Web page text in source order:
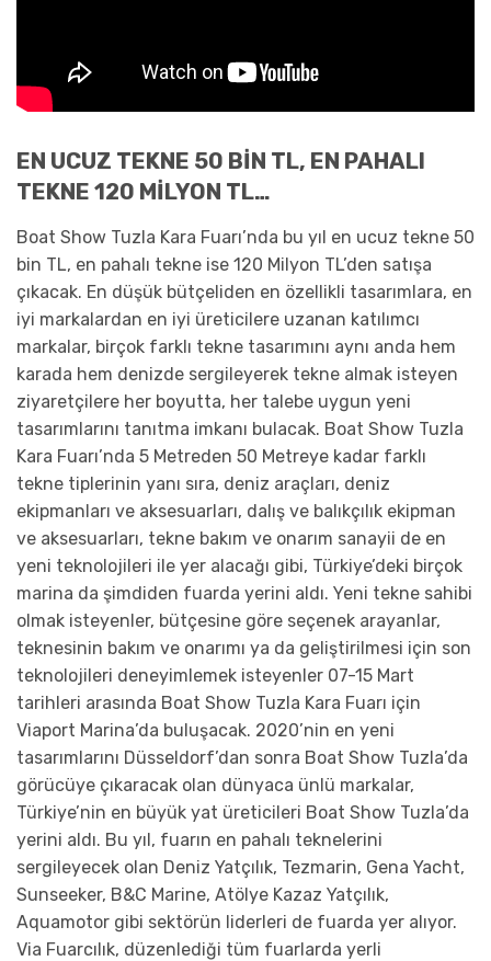
EN UCUZ TEKNE 50 BİN TL, EN PAHALI
TEKNE 120 MİLYON TL…
Boat Show Tuzla Kara Fuarı’nda bu yıl en ucuz tekne 50
bin TL, en pahalı tekne ise 120 Milyon TL’den satışa
çıkacak. En düşük bütçeliden en özellikli tasarımlara, en
iyi markalardan en iyi üreticilere uzanan katılımcı
markalar, birçok farklı tekne tasarımını aynı anda hem
karada hem denizde sergileyerek tekne almak isteyen
ziyaretçilere her boyutta, her talebe uygun yeni
tasarımlarını tanıtma imkanı bulacak. Boat Show Tuzla
Kara Fuarı’nda 5 Metreden 50 Metreye kadar farklı
tekne tiplerinin yanı sıra, deniz araçları, deniz
ekipmanları ve aksesuarları, dalış ve balıkçılık ekipman
ve aksesuarları, tekne bakım ve onarım sanayii de en
yeni teknolojileri ile yer alacağı gibi, Türkiye’deki birçok
marina da şimdiden fuarda yerini aldı. Yeni tekne sahibi
olmak isteyenler, bütçesine göre seçenek arayanlar,
teknesinin bakım ve onarımı ya da geliştirilmesi için son
teknolojileri deneyimlemek isteyenler 07-15 Mart
tarihleri arasında Boat Show Tuzla Kara Fuarı için
Viaport Marina’da buluşacak. 2020’nin en yeni
tasarımlarını Düsseldorf’dan sonra Boat Show Tuzla’da
görücüye çıkaracak olan dünyaca ünlü markalar,
Türkiye’nin en büyük yat üreticileri Boat Show Tuzla’da
yerini aldı. Bu yıl, fuarın en pahalı teknelerini
sergileyecek olan Deniz Yatçılık, Tezmarin, Gena Yacht,
Sunseeker, B&C Marine, Atölye Kazaz Yatçılık,
Aquamotor gibi sektörün liderleri de fuarda yer alıyor.
Via Fuarcılık, düzenlediği tüm fuarlarda yerli